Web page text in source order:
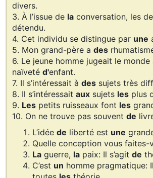
divers.
3. À l’issue de la conversation, les
détendu.
4. Cet individu se distingue par une
5. Mon grand-père a des
6. Le jeune homme jugeait le
naïveté d'enfant.
7. Il s’intéressait à des sujets très
8. Il s’intéressait aux sujets les plus
9. Les petits ruisseaux font les
10. On ne trouve pas souvent de
L’idée de liberté est une
Quelle conception vous faites-
La guerre, la paix: Il s’agit de
C’est un homme pragmatique: